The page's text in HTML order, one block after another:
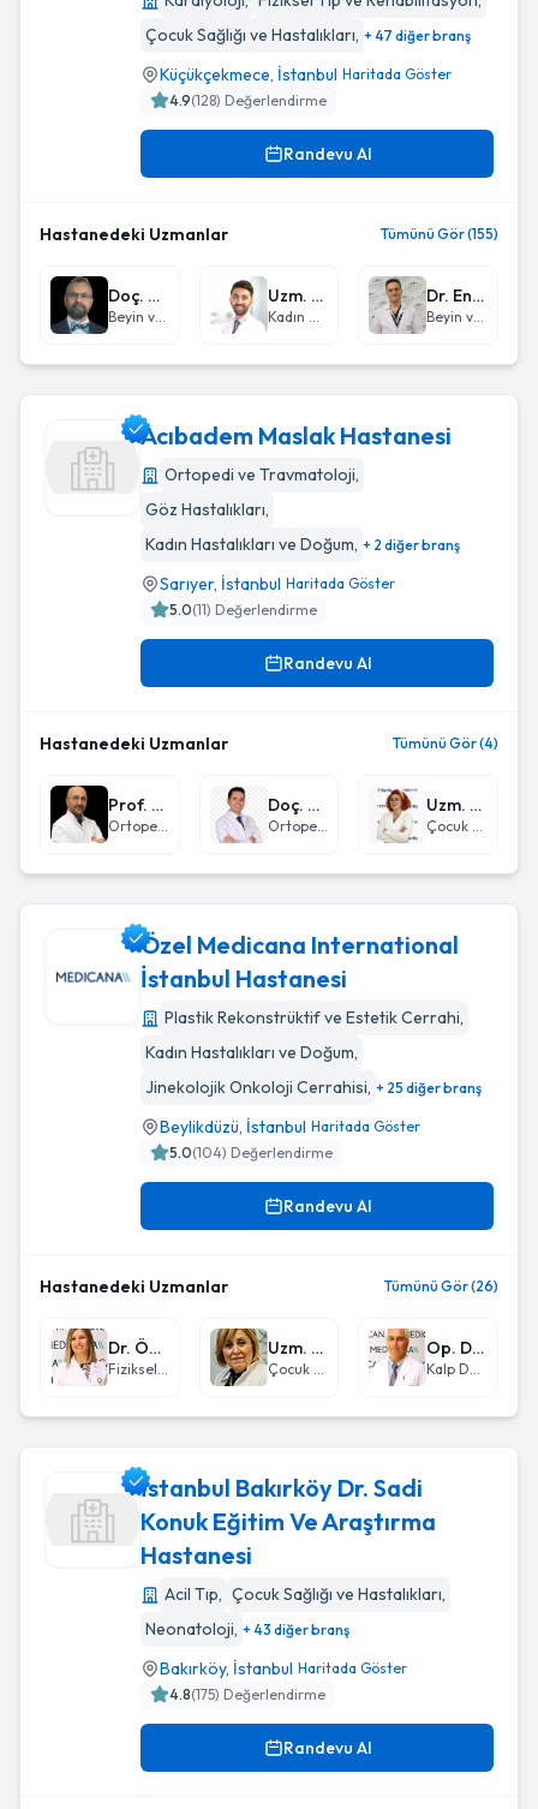
Çocuk Sağlığı ve Hastalıkları, + 47 diğer branş
Küçükçekmece, İstanbul Haritada Göster
4.9(128) Değerlendirme
Randevu Al
Hastanedeki Uzmanlar Tümünü Gör (155)
Doç. Dr. Nuri Serdar Baş
Beyin ve Sinir Cerrahisi
Uzm. Dr. Cem Erdoğan
Kadın Hastalıkları ve Doğum
Dr. Engin Çiftçi
Beyin ve Sinir Cerrahisi
Acıbadem Maslak Hastanesi
Ortopedi ve Travmatoloji,
Göz Hastalıkları,
Kadın Hastalıkları ve Doğum, + 2 diğer branş
Sarıyer, İstanbul Haritada Göster
5.0(11) Değerlendirme
Randevu Al
Hastanedeki Uzmanlar Tümünü Gör (4)
Prof. Dr. Javad Parvizi
Ortopedi ve Travmatoloji
Doç. Dr. Serkan Sürücü
Ortopedi ve Travmatoloji
Uzm. Dr. Aygün Babayeva
Çocuk Sağlığı ve Hastalıkları
Özel Medicana International
İstanbul Hastanesi
Plastik Rekonstrüktif ve Estetik Cerrahi,
Kadın Hastalıkları ve Doğum,
Jinekolojik Onkoloji Cerrahisi, + 25 diğer branş
Beylikdüzü, İstanbul Haritada Göster
5.0(104) Değerlendirme
Randevu Al
Hastanedeki Uzmanlar Tümünü Gör (26)
Dr. Öğr. Üyesi Hülya Yonucu
Fiziksel Tıp ve Rehabilitasyon
Uzm. Dr. Emine Belgen
Çocuk Sağlığı ve Hastalıkları
Op. Dr. İbrahim Savaş Yıldırım
Kalp Damar Cerrahisi
İstanbul Bakırköy Dr. Sadi
Konuk Eğitim Ve Araştırma
Hastanesi
Acil Tıp, Çocuk Sağlığı ve Hastalıkları,
Neonatoloji, + 43 diğer branş
Bakırköy, İstanbul Haritada Göster
4.8(175) Değerlendirme
Randevu Al